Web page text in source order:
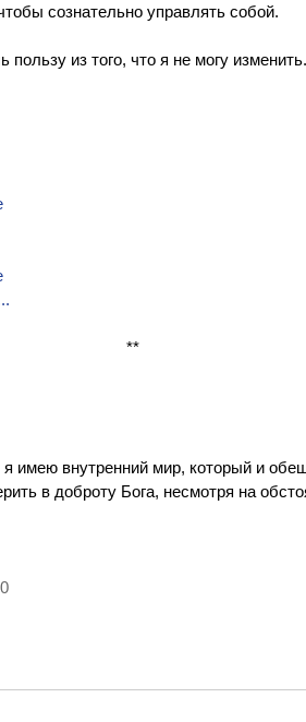
сознательно управлять собой.
из того, что я не могу изменить.
**                                       **
имею внутренний мир, который и
в доброту Бога, несмотря на